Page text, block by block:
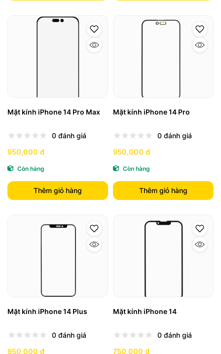
Mặt kính iPhone 14 Pro Max
0 đánh giá
950,000 đ
Còn hàng
Thêm giỏ hàng
Mặt kính iPhone 14 Pro
0 đánh giá
950,000 đ
Còn hàng
Thêm giỏ hàng
Mặt kính iPhone 14 Plus
0 đánh giá
950,000 đ
Mặt kính iPhone 14
0 đánh giá
750,000 đ